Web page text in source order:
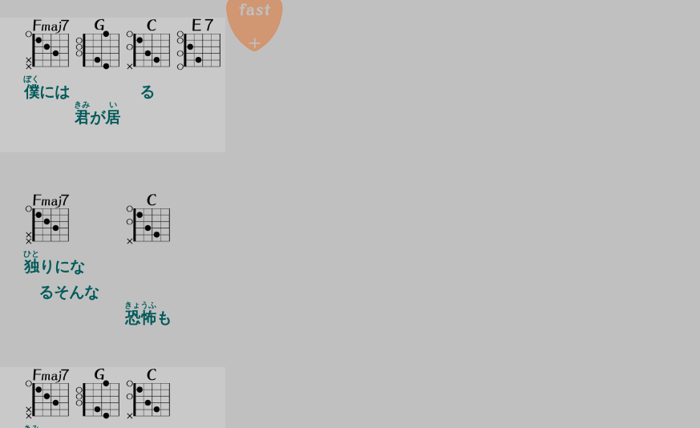
僕
ぼく
には
君
きみ
が居
い
る
独
ひと
りにな
るそんな
恐怖
きょうふ
も